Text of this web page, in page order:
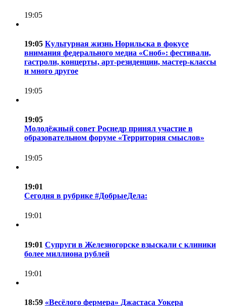
19:05
19:05 Культурная жизнь Норильска в фокусе
внимания федерального медиа «Сноб»: фестивали,
гастроли, концерты, арт-резиденции, мастер-классы
и много другое
19:05
19:05
Молодёжный совет Роснедр принял участие в
образовательном форуме «Территория смыслов»
19:05
19:01
Сегодня в рубрике #ДобрыеДела:
19:01
19:01 Супруги в Железногорске взыскали с клиники
более миллиона рублей
19:01
18:59 «Весёлого фермера» Джастаса Уокера